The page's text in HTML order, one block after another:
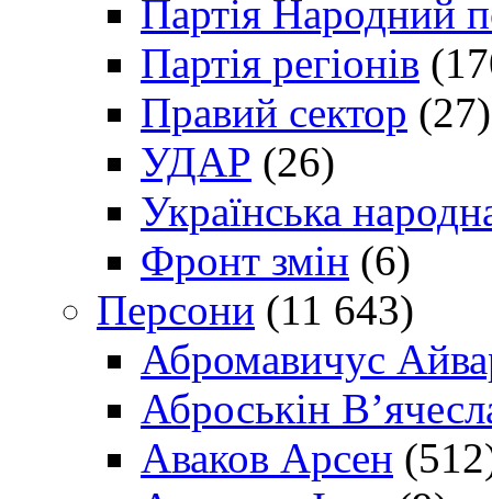
Партія Народний
Партія регіонів
Правий сектор (27)
УДАР (26)
Українська
Фронт змін (6)
Персони (11 643)
Абромавичус
Аброськін
Аваков Арсен